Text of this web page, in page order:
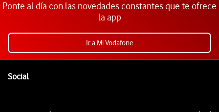
Ponte al día con las novedades constantes que te ofrece
la app
Ir a Mi Vodafone
SocialEnlaces a las redes sociales de Vodafone